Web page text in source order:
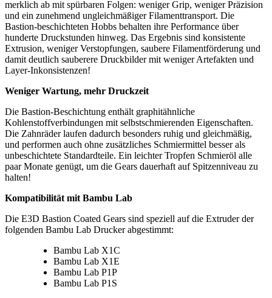
merklich ab mit spürbaren Folgen: weniger Grip, weniger Präzision
und ein zunehmend ungleichmäßiger Filamenttransport. Die
Bastion-beschichteten Hobbs behalten ihre Performance über
hunderte Druckstunden hinweg. Das Ergebnis sind konsistente
Extrusion, weniger Verstopfungen, saubere Filamentförderung und
damit deutlich sauberere Druckbilder mit weniger Artefakten und
Layer-Inkonsistenzen!
Weniger Wartung, mehr Druckzeit
Die Bastion-Beschichtung enthält graphitähnliche
Kohlenstoffverbindungen mit selbstschmierenden Eigenschaften.
Die Zahnräder laufen dadurch besonders ruhig und gleichmäßig,
und performen auch ohne zusätzliches Schmiermittel besser als
unbeschichtete Standardteile. Ein leichter Tropfen Schmieröl alle
paar Monate genügt, um die Gears dauerhaft auf Spitzenniveau zu
halten!
Kompatibilität mit Bambu Lab
Die E3D Bastion Coated Gears sind speziell auf die Extruder der
folgenden Bambu Lab Drucker abgestimmt:
Bambu Lab X1C
Bambu Lab X1E
Bambu Lab P1P
Bambu Lab P1S